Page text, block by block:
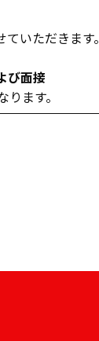
いただきます。
び面接
ます。